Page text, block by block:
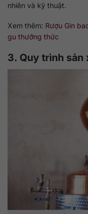
nhiên và kỹ thuật.
Xem thêm: Rượu Gin
gu thưởng thức
3. Quy trình sản